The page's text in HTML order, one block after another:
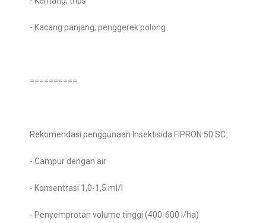
- Kacang panjang; penggerek polong
==========
Rekomendasi penggunaan Insektisida FIPRON 50 SC:
- Campur dengan air
- Konsentrasi 1,0-1,5 ml/l
- Penyemprotan volume tinggi (400-600 l/ha)